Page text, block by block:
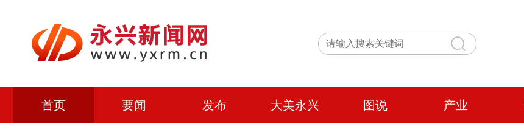
首页 要闻 发布 大美永兴 图说 产业